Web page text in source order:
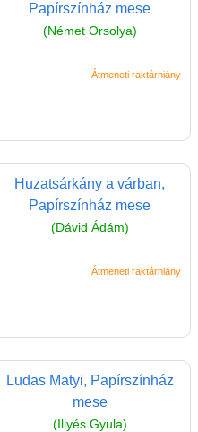
Papírszínház mese
(Német Orsolya)
Átmeneti raktárhiány
Huzatsárkány a várban,
Papírszínház mese
(Dávid Ádám)
Átmeneti raktárhiány
Ludas Matyi, Papírszínház
mese
(Illyés Gyula)
Okos partijátékok
Pasztell játékok
Pixelhobby
Spiegelburg játékok
Strandjátékok
Szerelés, barkácsolás, kerti
(baba,autó,konyha,épület,..)
Tanulást segítő játék
Társasjáték